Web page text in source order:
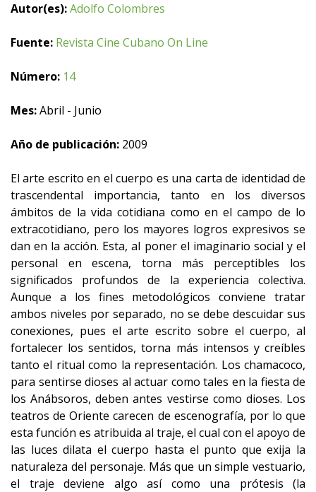
Autor(es):Adolfo Colombres
Fuente: Revista Cine Cubano On Line
Número: 14
Mes:Abril - Junio
Año de publicación: 2009
El arte escrito en el cuerpo es una carta de identidad de
trascendental importancia, tanto en los diversos
ámbitos de la vida cotidiana como en el campo de lo
extracotidiano, pero los mayores logros expresivos se
dan en la acción. Esta, al poner el imaginario social y el
personal en escena, torna más perceptibles los
significados profundos de la experiencia colectiva.
Aunque a los fines metodológicos conviene tratar
ambos niveles por separado, no se debe descuidar sus
conexiones, pues el arte escrito sobre el cuerpo, al
fortalecer los sentidos, torna más intensos y creíbles
tanto el ritual como la representación. Los chamacoco,
para sentirse dioses al actuar como tales en la fiesta de
los Anábsoros, deben antes vestirse como dioses. Los
teatros de Oriente carecen de escenografía, por lo que
esta función es atribuida al traje, el cual con el apoyo de
las luces dilata el cuerpo hasta el punto que exija la
naturaleza del personaje. Más que un simple vestuario,
el traje deviene algo así como una prótesis (la